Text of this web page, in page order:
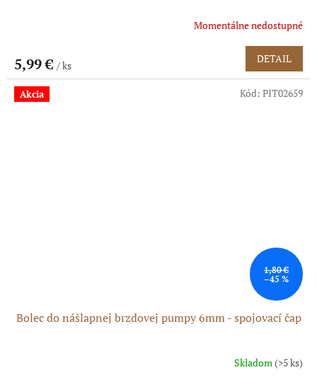
Momentálne nedostupné
5,99 € / ks
DETAIL
Akcia
1,80 €
–45 %
Bolec do nášlapnej brzdovej pumpy 6mm - spojovací čap
Skladom(>5 ks)
Kód: PIT02659